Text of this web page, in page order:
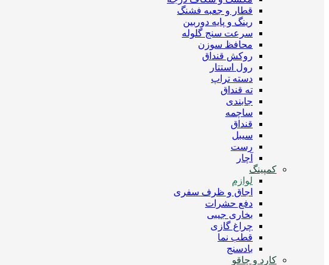
قطار و جعبه فشنگ
رینگ و پایه دوربین
سرعت سنج گلوله
محافظ سوزن
روکش قنداق
رول استتار
دسته تراپ
ته قنداق
جابندی
ساچمه
قنداق
سیبل
رست
آچار
کمپینگ
لوازم
اجاق و ظرف سفری
دفع حشرات
بخاری جیبی
چراغ گازی
قطب نما
بادسنج
کارد و چاقو